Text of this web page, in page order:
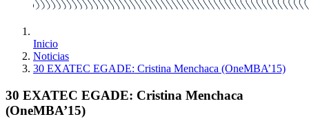
Inicio
Noticias
30 EXATEC EGADE: Cristina Menchaca (OneMBA’15)
30 EXATEC EGADE: Cristina Menchaca
(OneMBA’15)